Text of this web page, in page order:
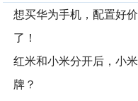
想买华为手机，配置好
了！
红米和小米分开后，小
牌？